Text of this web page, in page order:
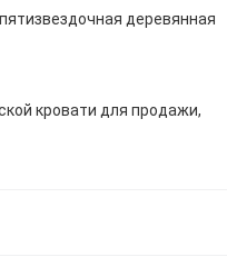
деревянная
кровати для продажи,